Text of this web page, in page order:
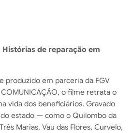
Histórias de reparação em
produzido em parceria da FGV
COMUNICAÇÃO, o filme retrata o
vida dos beneficiários. Gravado
estado — como o Quilombo da
Marias, Vau das Flores, Curvelo,